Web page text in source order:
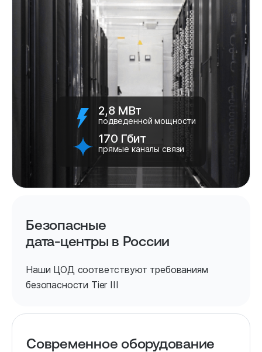
2,8 МВт
подведенной мощности
170 Гбит
прямые каналы связи
Безопасные
дата-центры в России
Наши ЦОД соответствуют требованиям
безопасности Tier III
Современное оборудование